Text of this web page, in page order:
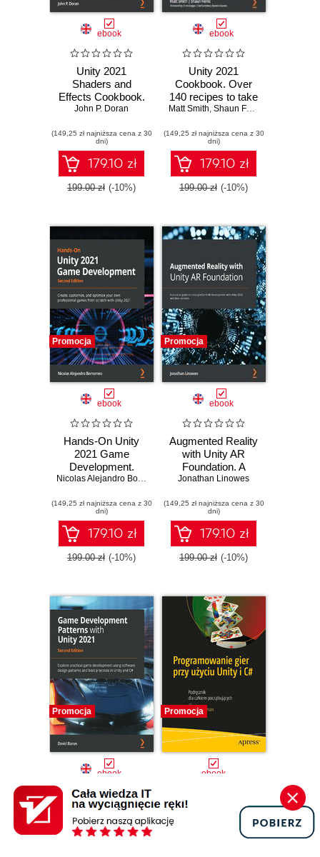
ebook
Unity 2021
Shaders and
Effects Cookbook.
Over 50 recipes to
your game into a
visually stunning
masterpiece -
Fourth Edition
John P. Doran
(149,25 zł najniższa cena z 30
dni)
179.10 zł
199.00 zł (-10%)
ebook
Unity 2021
Cookbook. Over
140 recipes to take
your Unity game
to the next level -
Fourth Edition
Matt Smith, Shaun Ferns
(149,25 zł najniższa cena z 30
dni)
179.10 zł
199.00 zł (-10%)
Promocja
ebook
Hands-On Unity
2021 Game
Development.
Create, customize,
own professional
games from
scratch with Unity
2021 - Second
Edition
Nicolas Alejandro Borromeo
(149,25 zł najniższa cena z 30
dni)
179.10 zł
199.00 zł (-10%)
Promocja
ebook
Augmented Reality
with Unity AR
Foundation. A
practical guide to
development with
Unity 2020 and
later versions
Jonathan Linowes
(149,25 zł najniższa cena z 30
dni)
179.10 zł
199.00 zł (-10%)
Promocja
ebook
Game
Development
Patterns with Unity
Promocja
ebook
Programowanie